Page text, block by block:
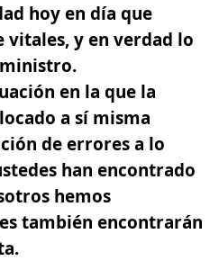
hoy en día que
vitales, y en verdad lo
.
en la que la
a sí misma
de errores a lo
han encontrado
hemos
también encontrarán